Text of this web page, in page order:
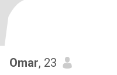
Omar, 23